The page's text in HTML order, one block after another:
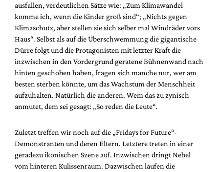
ausfallen, verdeutlichen Sätze wie: „Zum Klimawandel
komme ich, wenn die Kinder groß sind“; „Nichts gegen
Klimaschutz, aber stellen sie sich selber mal Windräder vors
Haus“. Selbst als auf die Überschwemmung die gigantische
Dürre folgt und die Protagonisten mit letzter Kraft die
inzwischen in den Vordergrund geratene Bühnenwand nach
hinten geschoben haben, fragen sich manche nur, wer am
besten sterben könnte, um das Wachstum der Menschheit
aufzuhalten. Natürlich die anderen. Wem das zu zynisch
anmutet, dem sei gesagt: „So reden die Leute“.
Zuletzt treffen wir noch auf die „Fridays for Future“-
Demonstranten und deren Eltern. Letztere treten in einer
geradezu ikonischen Szene auf. Inzwischen dringt Nebel
vom hinteren Kulissenraum. Dazwischen laufen die